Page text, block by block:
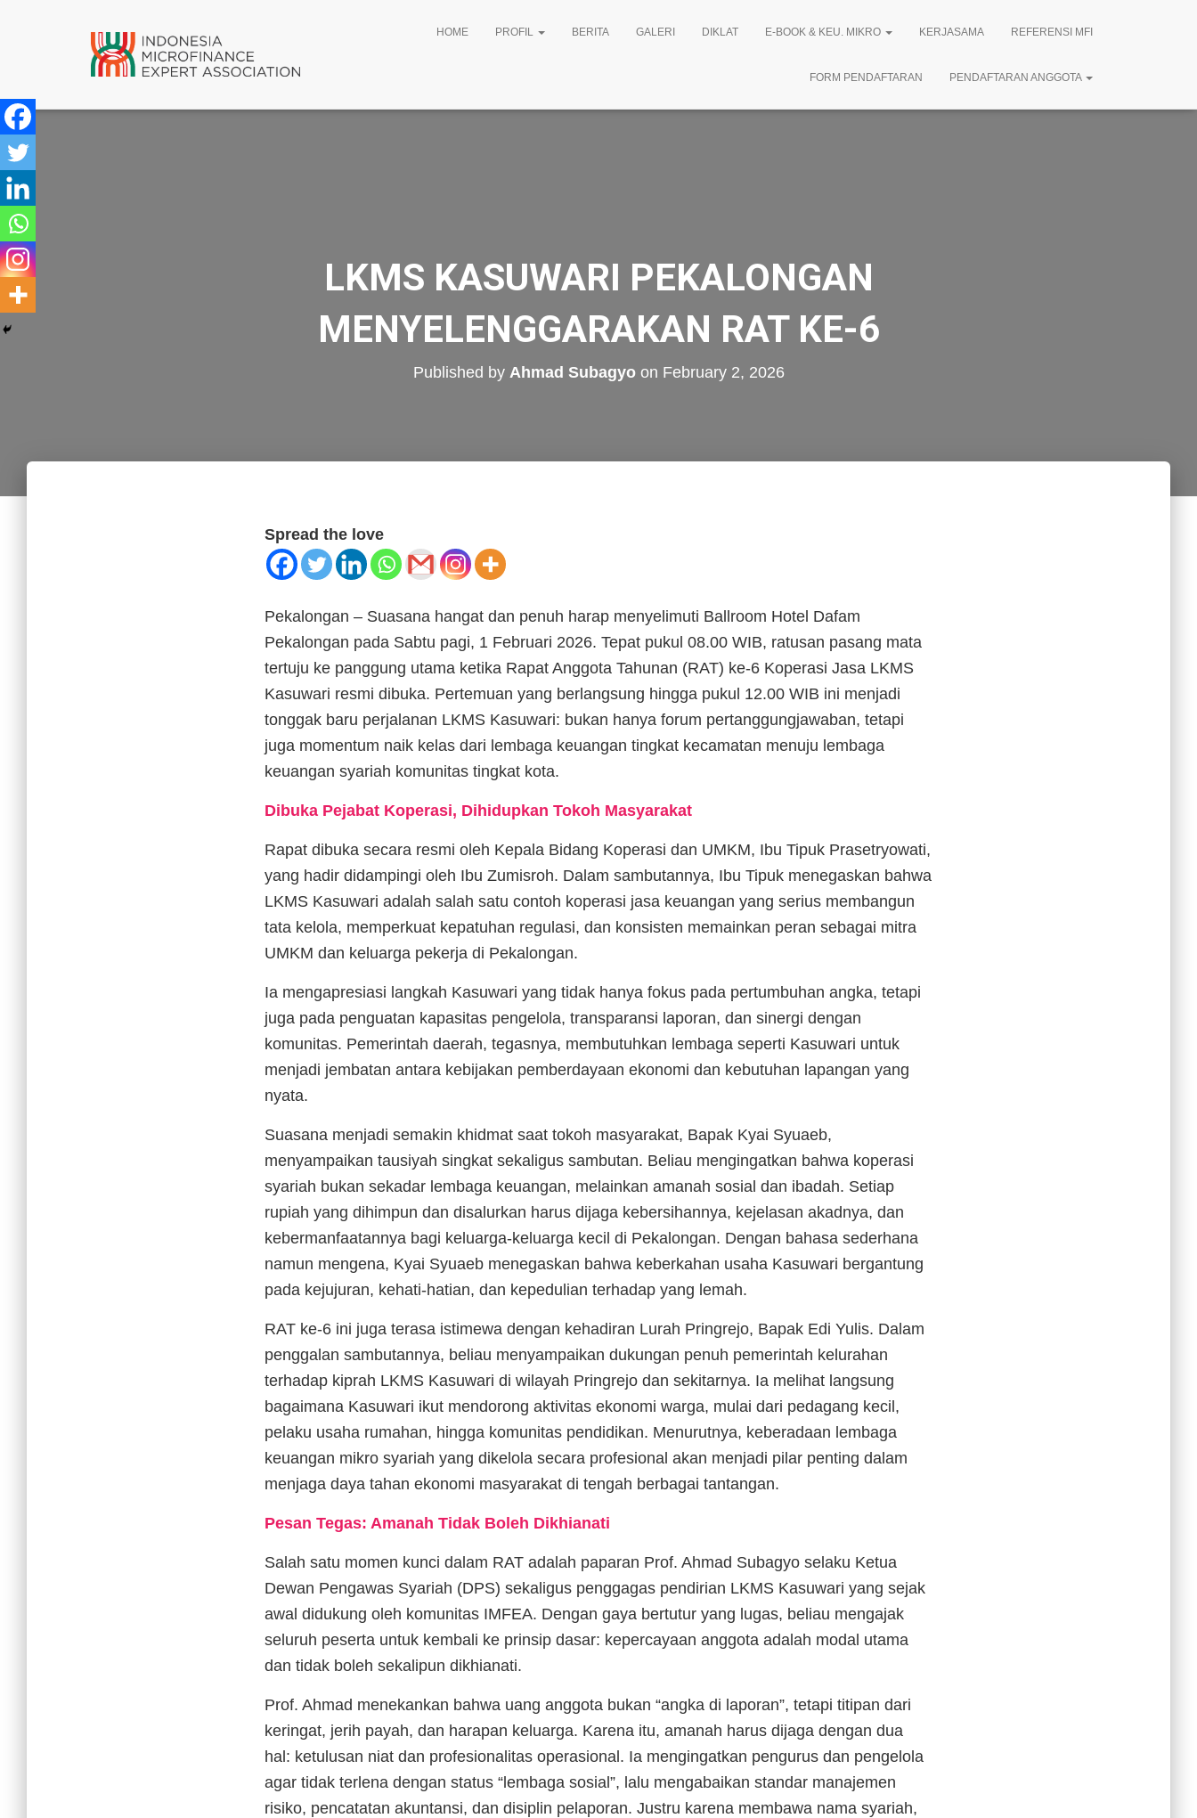
HOME PROFIL BERITA GALERI DIKLAT E-BOOK & KEU. MIKRO KERJASAMA REFERENSI MFI
FORM PENDAFTARAN PENDAFTARAN ANGGOTA
LKMS KASUWARI PEKALONGAN
MENYELENGGARAKAN RAT KE-6
Published by Ahmad Subagyoon February 2, 2026
Spread the love
Pekalongan – Suasana hangat dan penuh harap menyelimuti Ballroom Hotel Dafam
Pekalongan pada Sabtu pagi, 1 Februari 2026. Tepat pukul 08.00 WIB, ratusan pasang mata
tertuju ke panggung utama ketika Rapat Anggota Tahunan (RAT) ke-6 Koperasi Jasa LKMS
Kasuwari resmi dibuka. Pertemuan yang berlangsung hingga pukul 12.00 WIB ini menjadi
tonggak baru perjalanan LKMS Kasuwari: bukan hanya forum pertanggungjawaban, tetapi
juga momentum naik kelas dari lembaga keuangan tingkat kecamatan menuju lembaga
keuangan syariah komunitas tingkat kota.
Dibuka Pejabat Koperasi, Dihidupkan Tokoh Masyarakat
Rapat dibuka secara resmi oleh Kepala Bidang Koperasi dan UMKM, Ibu Tipuk Prasetryowati,
yang hadir didampingi oleh Ibu Zumisroh. Dalam sambutannya, Ibu Tipuk menegaskan bahwa
LKMS Kasuwari adalah salah satu contoh koperasi jasa keuangan yang serius membangun
tata kelola, memperkuat kepatuhan regulasi, dan konsisten memainkan peran sebagai mitra
UMKM dan keluarga pekerja di Pekalongan.
Ia mengapresiasi langkah Kasuwari yang tidak hanya fokus pada pertumbuhan angka, tetapi
juga pada penguatan kapasitas pengelola, transparansi laporan, dan sinergi dengan
komunitas. Pemerintah daerah, tegasnya, membutuhkan lembaga seperti Kasuwari untuk
menjadi jembatan antara kebijakan pemberdayaan ekonomi dan kebutuhan lapangan yang
nyata.
Suasana menjadi semakin khidmat saat tokoh masyarakat, Bapak Kyai Syuaeb,
menyampaikan tausiyah singkat sekaligus sambutan. Beliau mengingatkan bahwa koperasi
syariah bukan sekadar lembaga keuangan, melainkan amanah sosial dan ibadah. Setiap
rupiah yang dihimpun dan disalurkan harus dijaga kebersihannya, kejelasan akadnya, dan
kebermanfaatannya bagi keluarga-keluarga kecil di Pekalongan. Dengan bahasa sederhana
namun mengena, Kyai Syuaeb menegaskan bahwa keberkahan usaha Kasuwari bergantung
pada kejujuran, kehati-hatian, dan kepedulian terhadap yang lemah.
RAT ke-6 ini juga terasa istimewa dengan kehadiran Lurah Pringrejo, Bapak Edi Yulis. Dalam
penggalan sambutannya, beliau menyampaikan dukungan penuh pemerintah kelurahan
terhadap kiprah LKMS Kasuwari di wilayah Pringrejo dan sekitarnya. Ia melihat langsung
bagaimana Kasuwari ikut mendorong aktivitas ekonomi warga, mulai dari pedagang kecil,
pelaku usaha rumahan, hingga komunitas pendidikan. Menurutnya, keberadaan lembaga
keuangan mikro syariah yang dikelola secara profesional akan menjadi pilar penting dalam
menjaga daya tahan ekonomi masyarakat di tengah berbagai tantangan.
Pesan Tegas: Amanah Tidak Boleh Dikhianati
Salah satu momen kunci dalam RAT adalah paparan Prof. Ahmad Subagyo selaku Ketua
Dewan Pengawas Syariah (DPS) sekaligus penggagas pendirian LKMS Kasuwari yang sejak
awal didukung oleh komunitas IMFEA. Dengan gaya bertutur yang lugas, beliau mengajak
seluruh peserta untuk kembali ke prinsip dasar: kepercayaan anggota adalah modal utama
dan tidak boleh sekalipun dikhianati.
Prof. Ahmad menekankan bahwa uang anggota bukan “angka di laporan”, tetapi titipan dari
keringat, jerih payah, dan harapan keluarga. Karena itu, amanah harus dijaga dengan dua
hal: ketulusan niat dan profesionalitas operasional. Ia mengingatkan pengurus dan pengelola
agar tidak terlena dengan status “lembaga sosial”, lalu mengabaikan standar manajemen
risiko, pencatatan akuntansi, dan disiplin pelaporan. Justru karena membawa nama syariah,